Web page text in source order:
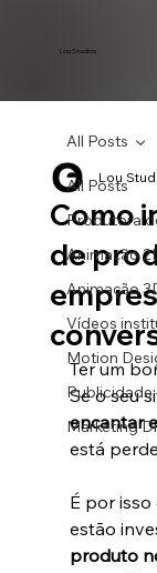
Lou Studios
All Posts
Produtora
Animação
Animação
Vídeos
Motion
Publicidade
Marketing
All Posts
Como
de
Lou
Ter um
Se o seu
encantar
está
É por isso
estão
produto